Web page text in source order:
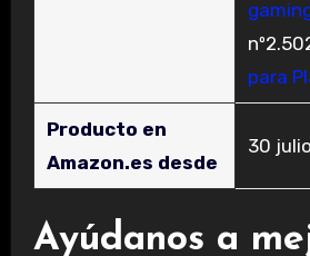
para
Producto en
Amazon.es desde
30
Ayúdanos a